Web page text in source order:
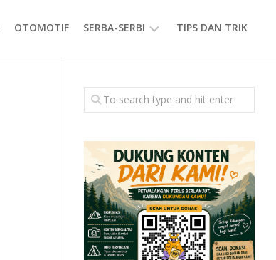
OTOMOTIF SERBA-SERBI
GAYA
HIDUP
TIPS DAN TRIK